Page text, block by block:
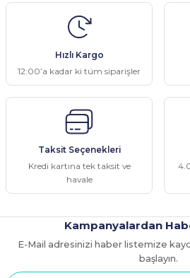
konularda yetersiz gördüğünüz
tarafımıza iletebilirsiniz.
Görüş ve önerileriniz için teşekkür ederiz.
Ürün resmi kalitesiz, bozuk veya
Ürün bilgilerinde hatalar bulunuyor.
Ürün fiyatı diğer sitelerden daha pahalı.
Bu ürüne benzer farklı alternatifler olmalı.
Gönder
Hızlı Kargo
12:00’a kadar ki tüm siparişler
Taksit Seçenekleri
Kredi kartına tek taksit ve
havale
Kampanyalardan
E-Mail adresinizi haber listemize
başlayın.